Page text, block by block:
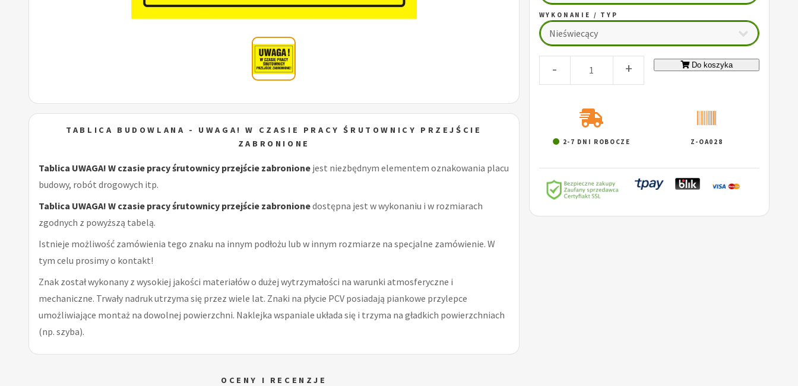
TABLICA BUDOWLANA - UWAGA! W CZASIE PRACY ŚRUTOWNICY PRZEJŚCIE
ZABRONIONE
Tablica UWAGA! W czasie pracy śrutownicy przejście zabronione jest niezbędnym elementem oznakowania placu
budowy, robót drogowych itp.
Tablica UWAGA! W czasie pracy śrutownicy przejście zabronionedostępna jest w wykonaniu i w rozmiarach
zgodnych z powyższą tabelą.
Istnieje możliwość zamówienia tego znaku na innym podłożu lub w innym rozmiarze na specjalne zamówienie. W
tym celu prosimy o kontakt!
Znak został wykonany z wysokiej jakości materiałów o dużej wytrzymałości na warunki atmosferyczne i
mechaniczne. Trwały nadruk utrzyma się przez wiele lat. Znaki na płycie PCV posiadają piankowe przylepce
umożliwiające montaż na dowolnej powierzchni. Naklejka wspaniale układa się i trzyma na gładkich powierzchniach
(np. szyba).
OCENY I RECENZJE
WYKONANIE / TYP
- + Do koszyka
2-7 DNI ROBOCZE Z-OA028